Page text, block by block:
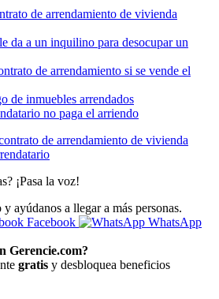
de arrendamiento de vivienda
da a un inquilino para desocupar un
de arrendamiento si se vende el
de inmuebles arrendados
no paga el arriendo
de arrendamiento de vivienda
¡Pasa la voz!
ayúdanos a llegar a más personas.
Facebook
WhatsApp
Gerencie.com?
gratis y desbloquea beneficios